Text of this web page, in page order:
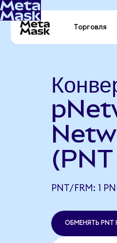
Торговля
PNT/FRM: 1
ОБМЕНЯТЬ PNT